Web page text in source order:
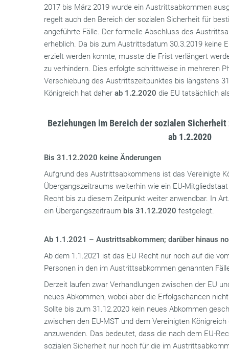
2017 bis März 2019 wurde ein Austrittsabkommen
regelt auch den Bereich der sozialen Sicherheit für
angeführte Fälle. Der formelle Abschluss des
erheblich. Da bis zum Austrittsdatum 30.3.2019 keine
erzielt werden konnte, musste die Frist verlängert
zu verhindern. Dies erfolgte schrittweise in mehreren
Verschiebung des Austrittszeitpunktes bis längstens
Königreich hat daherab 1.2.2020 die EU tatsächlich
Beziehungen im Bereich der sozialen
ab 1.2.2020
Bis 31.12.2020 keine Änderungen
Aufgrund des Austrittsabkommens ist das Vereinigte
Übergangszeitraums weiterhin wie ein EU-
Recht bis zu diesem Zeitpunkt weiter anwendbar. In
ein Übergangszeitraum bis 31.12.2020 festgelegt.
Ab 1.1.2021 – Austrittsabkommen; darüber hinaus
Ab dem 1.1.2021 ist das EU Recht nur noch auf die
Personen in den im Austrittsabkommen genannten
Derzeit laufen zwar Verhandlungen zwischen der EU
neues Abkommen, wobei aber die Erfolgschancen
Sollte bis zum 31.12.2020 kein neues Abkommen
zwischen den EU-MST und dem Vereinigten
anzuwenden. Das bedeutet, dass die nach dem EU-
sozialen Sicherheit nur noch für die im